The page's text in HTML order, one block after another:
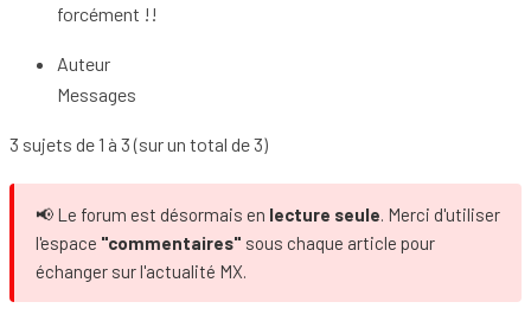
forcément !!
Auteur
Messages
3 sujets de 1 à 3 (sur un total de 3)
📢 Le forum est désormais en lecture seule. Merci d'utiliser
l'espace "commentaires" sous chaque article pour
échanger sur l'actualité MX.